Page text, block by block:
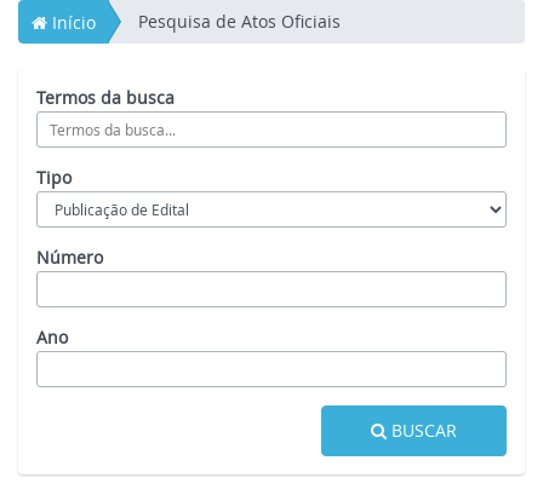
Início Pesquisa de Atos Oficiais
Termos da busca
Tipo
Número
Ano
BUSCAR